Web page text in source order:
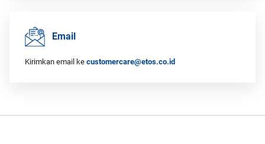
Email
Kirimkan email ke customercare@etos.co.id